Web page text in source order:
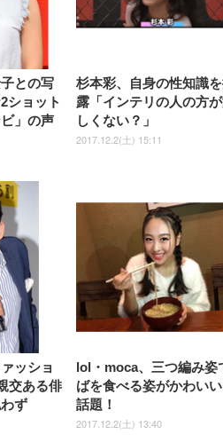
との写
ショット
」の声
杉本彩、自身の性知識
露「インテリの人の方
しくない？」
2017.12.2(土) 15:11
ッショ
交ある俳
ず
lol・moca、三つ編み姿
ばを食べる姿がかわい
話題！
2017.12.2(土) 13:40